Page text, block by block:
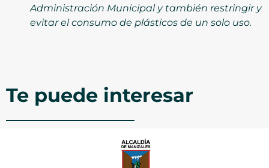
Administración Municipal y también restringir y
evitar el consumo de plásticos de un solo uso.
Te puede interesar